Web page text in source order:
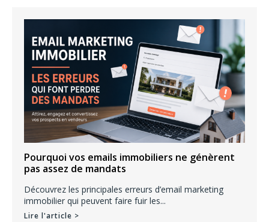
Pourquoi vos emails immobiliers ne génèrent
pas assez de mandats
Découvrez les principales erreurs d’email marketing
immobilier qui peuvent faire fuir les...
Lire l'article >